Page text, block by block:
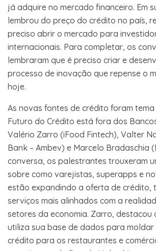
já adquire no mercado financeiro. Em
lembrou do preço do crédito no país,
preciso abrir o mercado para
internacionais. Para completar, os
lembraram que é preciso criar e
processo de inovação que repense o
hoje.
As novas fontes de crédito foram tema
Futuro do Crédito está fora dos
Valério Zarro (iFood Fintech), Valter
Bank – Ambev) e Marcelo Bradaschia
conversa, os palestrantes trouxeram
sobre como varejistas, superapps e
estão expandindo a oferta de crédito,
serviços mais alinhados com a
setores da economia. Zarro, destacou
utiliza sua base de dados para
crédito para os restaurantes e